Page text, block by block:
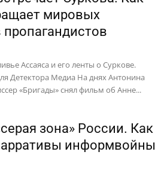
мировых
Ассаяса и его ленты о Суркове.
Детектора Медиа На днях Антонина
«Бригады» снял фильм об Анне...
зона» России. Как
информвойны